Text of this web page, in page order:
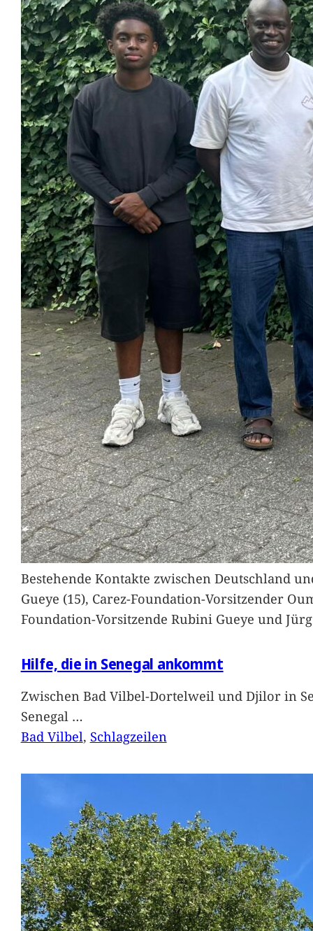
Bestehende Kontakte zwischen Deutschland
Gueye (15), Carez-Foundation-Vorsitzender
Foundation-Vorsitzende Rubini Gueye und
Hilfe, die in Senegal ankommt
Zwischen Bad Vilbel-Dortelweil und Djilor in
Senegal …
Bad Vilbel, Schlagzeilen